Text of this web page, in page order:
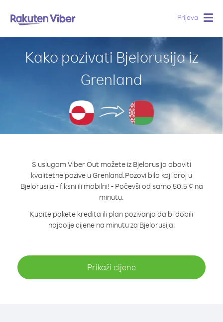
Prijava
Kako pozivati Bjelorusija iz
Grenland
S uslugom Viber Out možete iz Bjelorusija obaviti
kvalitetne pozive u Grenland.Pozovi bilo koji broj u
Bjelorusija - fiksni ili mobilni! - Počevši od samo 50.5 ¢ na
minutu.
Kupite pakete kredita ili plan pozivanja da bi dobili
najbolje cijene na minutu za Bjelorusija.
Prikaži cijene